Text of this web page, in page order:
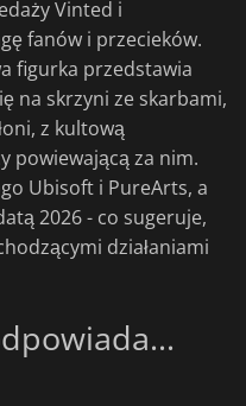
Vinted i
fanów i przecieków.
figurka przedstawia
na skrzyni ze skarbami,
z kultową
powiewającą za nim.
Ubisoft i PureArts, a
2026 - co sugeruje,
działaniami